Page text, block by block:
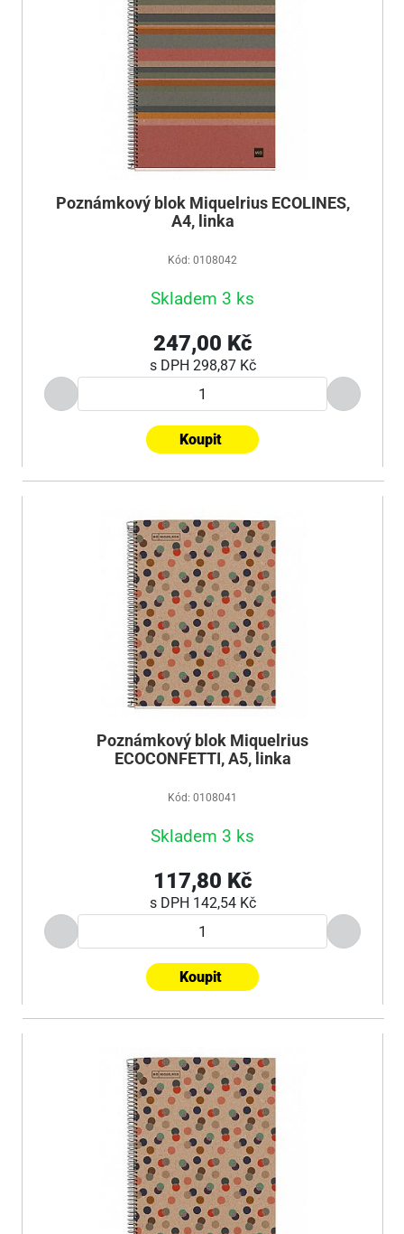
Poznámkový blok Miquelrius ECOLINES,
A4, linka
Kód: 0108042
Skladem 3 ks
247,00 Kč
s DPH 298,87 Kč
Koupit
Poznámkový blok Miquelrius
ECOCONFETTI, A5, linka
Kód: 0108041
Skladem 3 ks
117,80 Kč
s DPH 142,54 Kč
Koupit